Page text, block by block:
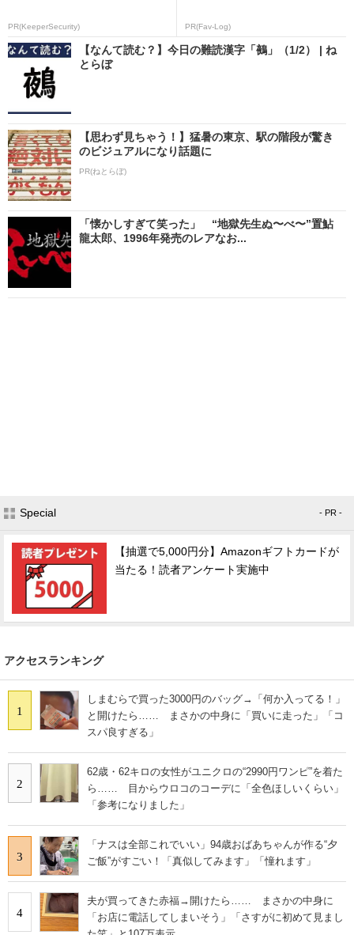
PR(KeeperSecurity) PR(Fav-Log)
【なんて読む？】今日の難読漢字「鵺」（1/2） | ね
とらぼ
【思わず見ちゃう！】猛暑の東京、駅の階段が驚き
のビジュアルになり話題に
PR(ねとらぼ)
「懐かしすぎて笑った」 “地獄先生ぬ〜べ〜”置鮎
龍太郎、1996年発売のレアなお...
Special - PR -
【抽選で5,000円分】Amazonギフトカードが
当たる！読者アンケート実施中
アクセスランキング
1
しまむらで買った3000円のバッグ→「何か入ってる！」
と開けたら…… まさかの中身に「買いに走った」「コ
スパ良すぎる」
2
62歳・62キロの女性がユニクロの“2990円ワンピ”を着た
ら…… 目からウロコのコーデに「全色ほしいくらい」
「参考になりました」
3
「ナスは全部これでいい」94歳おばあちゃんが作る“夕
ご飯”がすごい！「真似してみます」「憧れます」
4
夫が買ってきた赤福→開けたら…… まさかの中身に
「お店に電話してしまいそう」「さすがに初めて見まし